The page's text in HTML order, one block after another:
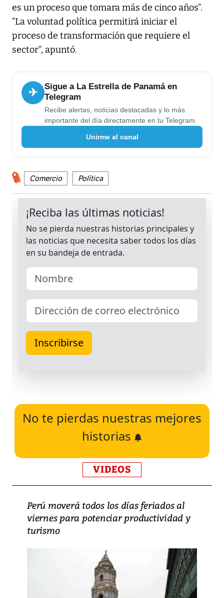
es un proceso que tomara más de cinco años”.
“La voluntad política permitirá iniciar el
proceso de transformación que requiere el
sector”, apuntó.
✈
Sigue a La Estrella de Panamá en
Telegram
Recibe alertas, noticias destacadas y lo más
importante del día directamente en tu Telegram.
Unirme al canal
Comercio Política
No te pierdas nuestras mejores
historias
VIDEOS
Perú moverá todos los días feriados al
viernes para potenciar productividad y
turismo